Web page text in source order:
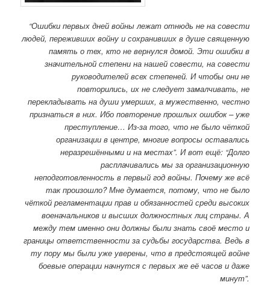
“Ошибки первых дней войны лежат отнюдь не на совести
людей, переживших войну и сохранивших в душе священную
память о тех, кто не вернулся домой. Эти ошибки в
значительной степени на нашей совести, на совести
руководителей всех степеней. И чтобы они не
повторились, их не следует замалчивать, не
перекладывать на души умерших, а мужественно, честно
признаться в них. Ибо повторение прошлых ошибок – уже
преступление… Из-за того, что не было чёткой
организации в центре, многие вопросы оставались
неразрешёнными и на местах”. И вот ещё: “Долго
расплачивались мы за организационную
неподготовленность в первый год войны. Почему же всё
так произошло? Мне думается, потому, что не было
чёткой регламентации прав и обязанностей среди высоких
военачальников и высших должностных лиц страны. А
между тем именно они должны были знать своё место и
границы ответственности за судьбы государства. Ведь в
ту пору мы были уже уверены, что в предстоящей войне
боевые операции начнутся с первых же её часов и даже
минут”.